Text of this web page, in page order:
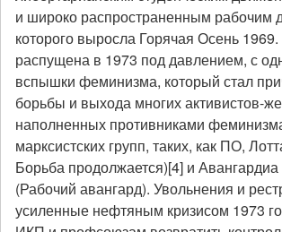
и широко распространенным рабочим
которого выросла Горячая Осень
распущена в 1973 под давлением, с
вспышки феминизма, который стал
борьбы и выхода многих активистов-
наполненных противниками
марксистских групп, таких, как ПО,
Борьба продолжается)[4] и
(Рабочий авангард). Увольнения и
усиленные нефтяным кризисом 1973